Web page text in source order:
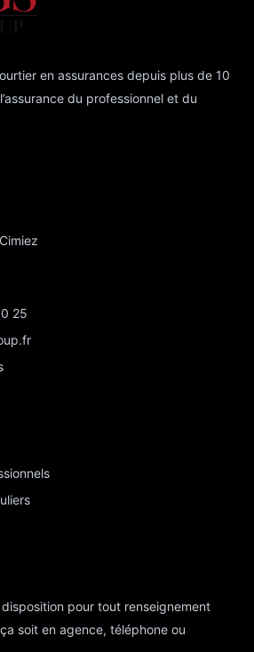
en assurances depuis plus de 10
du professionnel et du
25
pour tout renseignement
soit en agence, téléphone ou